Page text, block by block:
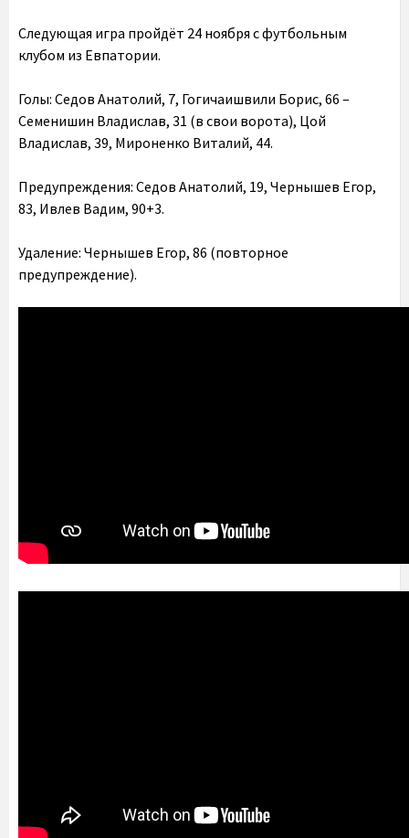
Следующая игра пройдёт 24 ноября с футбольным
клубом из Евпатории.
Голы: Седов Анатолий, 7, Гогичаишвили Борис, 66 –
Семенишин Владислав, 31 (в свои ворота), Цой
Владислав, 39, Мироненко Виталий, 44.
Предупреждения: Седов Анатолий, 19, Чернышев Егор,
83, Ивлев Вадим, 90+3.
Удаление: Чернышев Егор, 86 (повторное
предупреждение).